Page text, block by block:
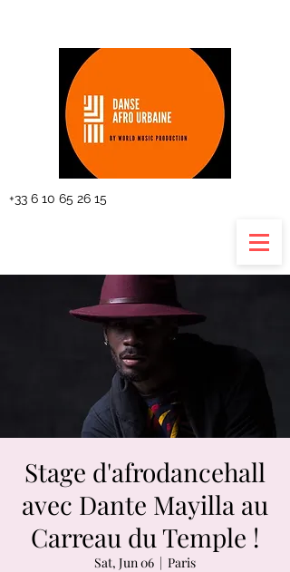
+33 6 10 65 26 15
Stage d'afrodancehall
avec Dante Mayilla au
Carreau du Temple !
Sat, Jun 06
  |
Paris